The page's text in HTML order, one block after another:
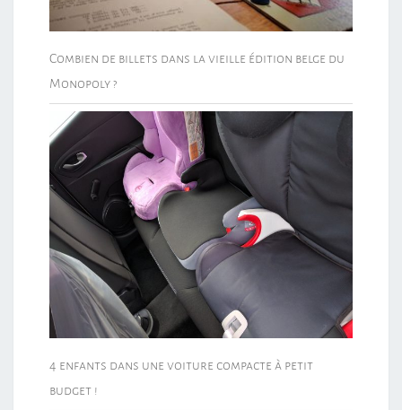
Combien de billets dans la vieille édition belge du
Monopoly ?
4 enfants dans une voiture compacte à petit
budget !